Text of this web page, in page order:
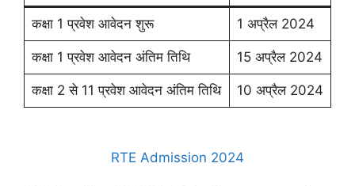
कक्षा 1 प्रवेश आवेदन शुरू 1 अप्रैल 2024
कक्षा 1 प्रवेश आवेदन अंतिम तिथि 15 अप्रैल 2024
कक्षा 2 से 11 प्रवेश आवेदन अंतिम तिथि 10 अप्रैल 2024
RTE Admission 2024